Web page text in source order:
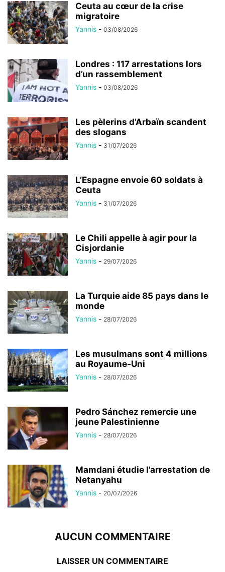
Ceuta au cœur de la crise
migratoire
Yannis - 03/08/2026
Londres : 117 arrestations lors
d’un rassemblement
Yannis - 03/08/2026
Les pèlerins d’Arbaïn scandent
des slogans
Yannis - 31/07/2026
L’Espagne envoie 60 soldats à
Ceuta
Yannis - 31/07/2026
Le Chili appelle à agir pour la
Cisjordanie
Yannis - 29/07/2026
La Turquie aide 85 pays dans le
monde
Yannis - 28/07/2026
Les musulmans sont 4 millions
au Royaume-Uni
Yannis - 28/07/2026
Pedro Sánchez remercie une
jeune Palestinienne
Yannis - 28/07/2026
Mamdani étudie l’arrestation de
Netanyahu
Yannis - 20/07/2026
AUCUN COMMENTAIRE
LAISSER UN COMMENTAIRE